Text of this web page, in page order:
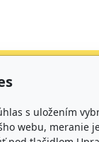
311 598 - 1.
s uložením
webu, meranie